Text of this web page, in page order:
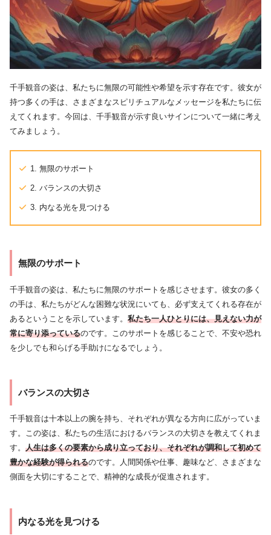
千手観音の姿は、私たちに無限の可能性や希望を示す存在です。彼女が
持つ多くの手は、さまざまなスピリチュアルなメッセージを私たちに伝
えてくれます。今回は、千手観音が示す良いサインについて一緒に考え
てみましょう。
1. 無限のサポート
2. バランスの大切さ
3. 内なる光を見つける
無限のサポート
千手観音の姿は、私たちに無限のサポートを感じさせます。彼女の多く
の手は、私たちがどんな困難な状況にいても、必ず支えてくれる存在が
あるということを示しています。 私たち一人ひとりには、見えない力が
常に寄り添っているのです。このサポートを感じることで、不安や恐れ
を少しでも和らげる手助けになるでしょう。
バランスの大切さ
千手観音は十本以上の腕を持ち、それぞれが異なる方向に広がっていま
す。この姿は、私たちの生活におけるバランスの大切さを教えてくれま
す。 人生は多くの要素から成り立っており、それぞれが調和して初めて
豊かな経験が得られるのです。人間関係や仕事、趣味など、さまざまな
側面を大切にすることで、精神的な成長が促進されます。
内なる光を見つける